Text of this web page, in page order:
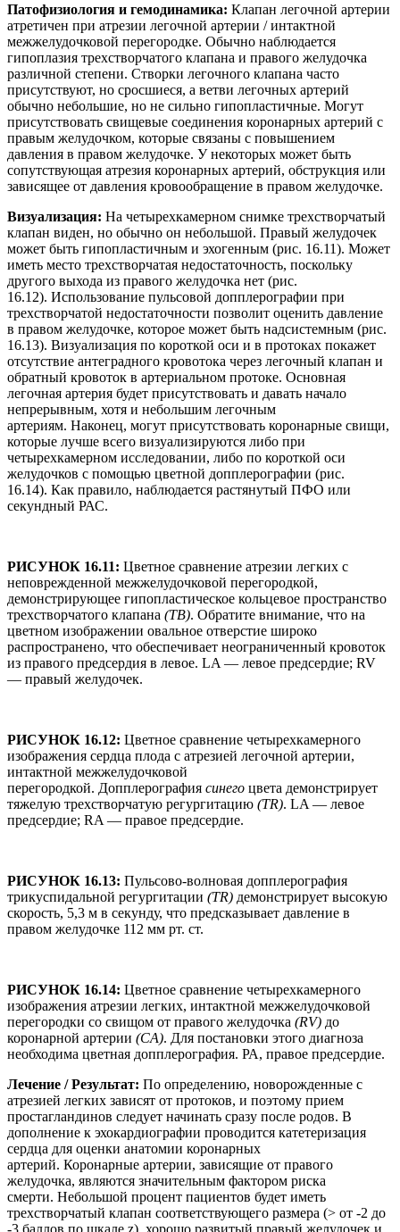
Патофизиология и гемодинамика: Клапан легочной артерии
атретичен при атрезии легочной артерии / интактной
межжелудочковой перегородке. Обычно наблюдается
гипоплазия трехстворчатого клапана и правого желудочка
различной степени. Створки легочного клапана часто
присутствуют, но сросшиеся, а ветви легочных артерий
обычно небольшие, но не сильно гипопластичные. Могут
присутствовать свищевые соединения коронарных артерий с
правым желудочком, которые связаны с повышением
давления в правом желудочке. У некоторых может быть
сопутствующая атрезия коронарных артерий, обструкция или
зависящее от давления кровообращение в правом желудочке.
Визуализация: На четырехкамерном снимке трехстворчатый
клапан виден, но обычно он небольшой. Правый желудочек
может быть гипопластичным и эхогенным (рис. 16.11). Может
иметь место трехстворчатая недостаточность, поскольку
другого выхода из правого желудочка нет (рис.
16.12). Использование пульсовой допплерографии при
трехстворчатой недостаточности позволит оценить давление
в правом желудочке, которое может быть надсистемным (рис.
16.13). Визуализация по короткой оси и в протоках покажет
отсутствие антеградного кровотока через легочный клапан и
обратный кровоток в артериальном протоке. Основная
легочная артерия будет присутствовать и давать начало
непрерывным, хотя и небольшим легочным
артериям. Наконец, могут присутствовать коронарные свищи,
которые лучше всего визуализируются либо при
четырехкамерном исследовании, либо по короткой оси
желудочков с помощью цветной допплерографии (рис.
16.14). Как правило, наблюдается растянутый ПФО или
секундный РАС.
РИСУНОК 16.11: Цветное сравнение атрезии легких с
неповрежденной межжелудочковой перегородкой,
демонстрирующее гипопластическое кольцевое пространство
трехстворчатого клапана (ТВ). Обратите внимание, что на
цветном изображении овальное отверстие широко
распространено, что обеспечивает неограниченный кровоток
из правого предсердия в левое. LA — левое предсердие; RV
— правый желудочек.
РИСУНОК 16.12: Цветное сравнение четырехкамерного
изображения сердца плода с атрезией легочной артерии,
интактной межжелудочковой
перегородкой. Допплерография синего цвета демонстрирует
тяжелую трехстворчатую регургитацию (TR). LA — левое
предсердие; RA — правое предсердие.
РИСУНОК 16.13: Пульсово-волновая допплерография
трикуспидальной регургитации (TR) демонстрирует высокую
скорость, 5,3 м в секунду, что предсказывает давление в
правом желудочке 112 мм рт. ст.
РИСУНОК 16.14: Цветное сравнение четырехкамерного
изображения атрезии легких, интактной межжелудочковой
перегородки со свищом от правого желудочка (RV) до
коронарной артерии (CA). Для постановки этого диагноза
необходима цветная допплерография. РА, правое предсердие.
Лечение / Результат: По определению, новорожденные с
атрезией легких зависят от протоков, и поэтому прием
простагландинов следует начинать сразу после родов. В
дополнение к эхокардиографии проводится катетеризация
сердца для оценки анатомии коронарных
артерий. Коронарные артерии, зависящие от правого
желудочка, являются значительным фактором риска
смерти. Небольшой процент пациентов будет иметь
трехстворчатый клапан соответствующего размера (> от -2 до
-3 баллов по шкале z), хорошо развитый правый желудочек и